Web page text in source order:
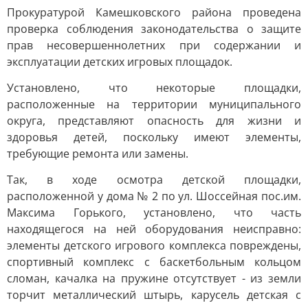
Прокуратурой Камешковского района проведена
проверка соблюдения законодательства о защите
прав несовершеннолетних при содержании и
эксплуатации детских игровых площадок.
Установлено, что некоторые площадки,
расположенные на территории муниципального
округа, представляют опасность для жизни и
здоровья детей, поскольку имеют элементы,
требующие ремонта или замены.
Так, в ходе осмотра детской площадки,
расположенной у дома № 2 по ул. Шоссейная пос.им.
Максима Горького, установлено, что часть
находящегося на ней оборудования неисправно:
элементы детского игрового комплекса повреждены,
спортивный комплекс с баскетбольным кольцом
сломан, качалка на пружине отсутствует - из земли
торчит металлический штырь, карусель детская с